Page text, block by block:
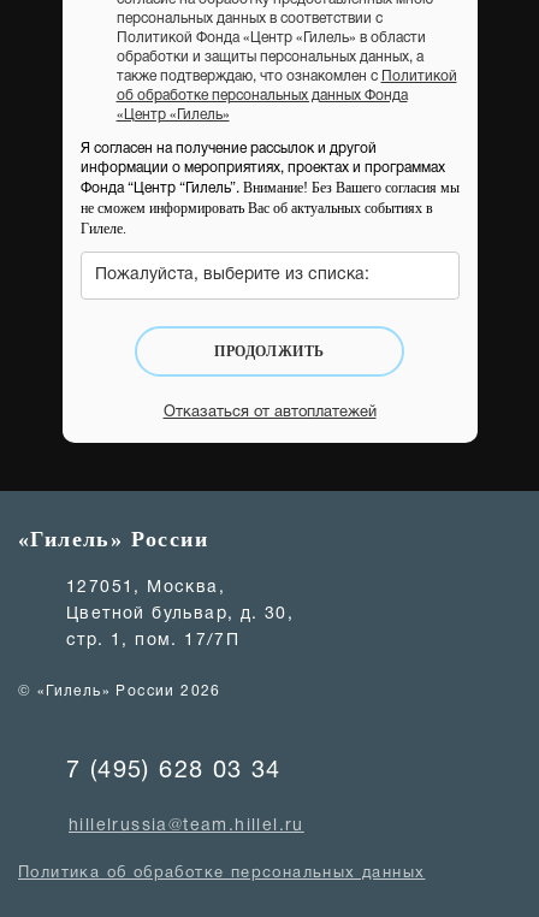
персональных данных в соответствии с
Политикой Фонда «Центр «Гилель» в области
обработки и защиты персональных данных, а
также подтверждаю, что ознакомлен с
Политикой
об обработке персональных данных Фонда
«Центр «Гилель»
Я согласен на получение рассылок и другой
информации о мероприятиях, проектах и программах
Фонда “Центр “Гилель”. Внимание! Без Вашего согласия мы
не сможем информировать Вас об актуальных событиях в
Гилеле.
Пожалуйста, выберите из списка:
ПРОДОЛЖИТЬ
Отказаться от автоплатежей
«Гилель» России
127051, Москва,
Цветной бульвар, д. 30,
стр. 1, пом. 17/7П
© «Гилель» России 2026
7 (495) 628 03 34
hillelrussia@team.hillel.ru
Политика об обработке персональных данных